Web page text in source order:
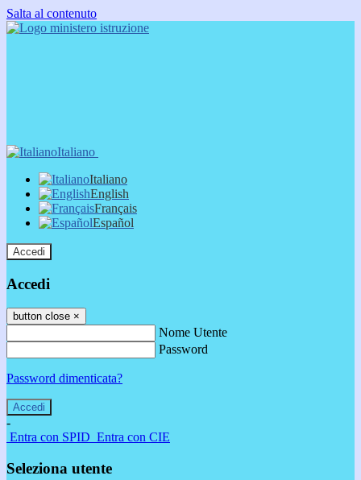
Salta al contenuto
Italiano
Italiano
English
Français
Español
Accedi
Accedi
button close ×
Nome Utente
Password
Password dimenticata?
-
Entra con SPID Entra con CIE
Seleziona utente